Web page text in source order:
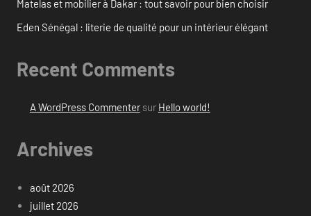
Matelas et mobilier à Dakar : tout savoir pour bien choisir
Eden Sénégal : literie de qualité pour un intérieur élégant
Recent Comments
A WordPress Commentersur Hello world!
Archives
août 2026
juillet 2026